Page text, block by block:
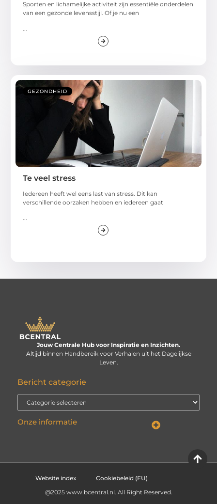
Sporten en lichamelijke activiteit zijn essentiële onderdelen
van een gezonde levensstijl. Of je nu een
GEZONDHEID
Te veel stress
Iedereen heeft wel eens last van stress. Dit kan
verschillende oorzaken hebben en iedereen gaat
...
Jouw Centrale Hub voor Inspiratie en Inzichten.
Altijd binnen Handbereik voor Verhalen uit het Dagelijkse
Leven.
Bericht categorie
Onze informatie
Website index
Cookiebeleid (EU)
@2025 www.bcentral.nl. All Right Reserved.